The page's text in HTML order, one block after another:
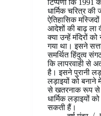
टिप्पणी कि
धार्मिक चरित्र
ऐतिहासिक
आदेशों की बाढ़ ला
क्या उन्हें मंदिरों
गया था। इसने
समर्थित हिंदुत्व
कि लापरवाही से
है। इसने पुरानी
लड़ाइयों को
से खतरनाक रूप से
धार्मिक लड़ाइयों
सकती हैं।